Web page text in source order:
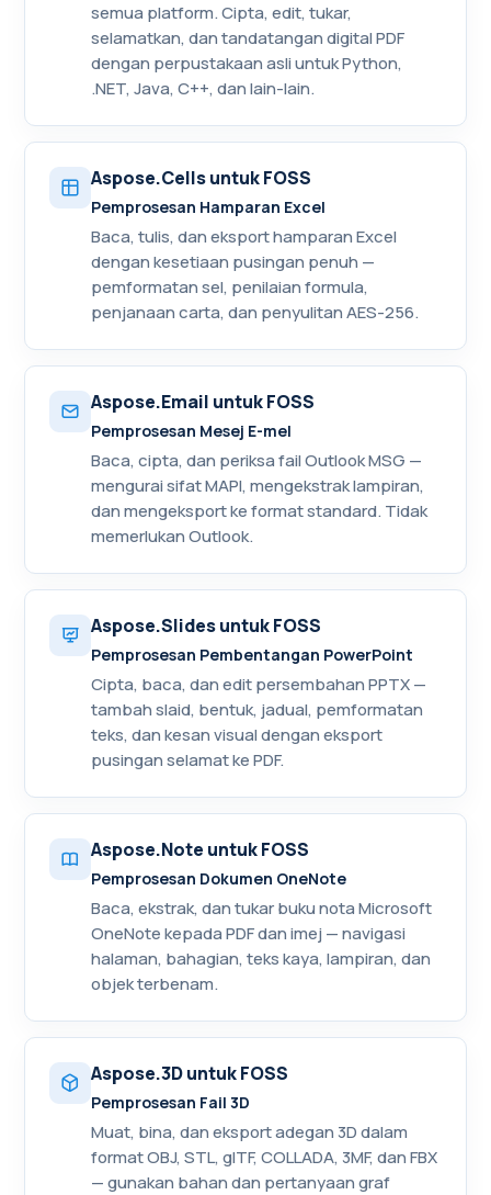
semua platform. Cipta, edit, tukar,
selamatkan, dan tandatangan digital PDF
dengan perpustakaan asli untuk Python,
.NET, Java, C++, dan lain-lain.
Aspose.Cells untuk FOSS
Pemprosesan Hamparan Excel
Baca, tulis, dan eksport hamparan Excel
dengan kesetiaan pusingan penuh —
pemformatan sel, penilaian formula,
penjanaan carta, dan penyulitan AES-256.
Aspose.Email untuk FOSS
Pemprosesan Mesej E-mel
Baca, cipta, dan periksa fail Outlook MSG —
mengurai sifat MAPI, mengekstrak lampiran,
dan mengeksport ke format standard. Tidak
memerlukan Outlook.
Aspose.Slides untuk FOSS
Pemprosesan Pembentangan PowerPoint
Cipta, baca, dan edit persembahan PPTX —
tambah slaid, bentuk, jadual, pemformatan
teks, dan kesan visual dengan eksport
pusingan selamat ke PDF.
Aspose.Note untuk FOSS
Pemprosesan Dokumen OneNote
Baca, ekstrak, dan tukar buku nota Microsoft
OneNote kepada PDF dan imej — navigasi
halaman, bahagian, teks kaya, lampiran, dan
objek terbenam.
Aspose.3D untuk FOSS
Pemprosesan Fail 3D
Muat, bina, dan eksport adegan 3D dalam
format OBJ, STL, glTF, COLLADA, 3MF, dan FBX
— gunakan bahan dan pertanyaan graf